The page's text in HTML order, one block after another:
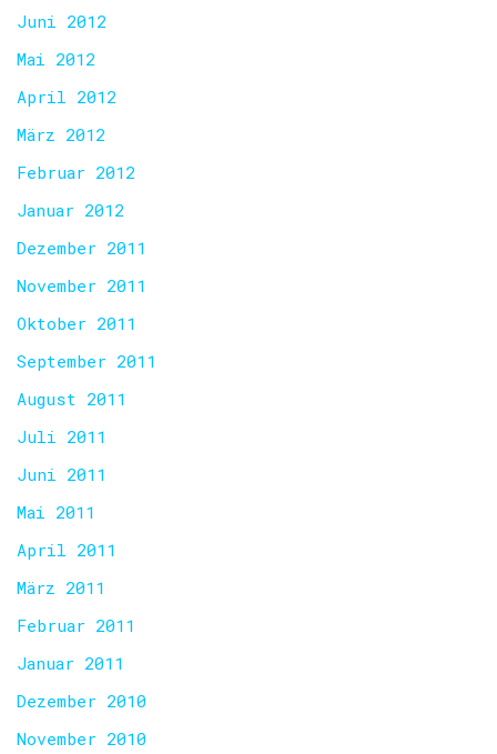
Juni 2012
Mai 2012
April 2012
März 2012
Februar 2012
Januar 2012
Dezember 2011
November 2011
Oktober 2011
September 2011
August 2011
Juli 2011
Juni 2011
Mai 2011
April 2011
März 2011
Februar 2011
Januar 2011
Dezember 2010
November 2010